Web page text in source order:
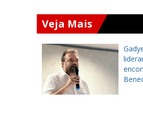
Veja Mais